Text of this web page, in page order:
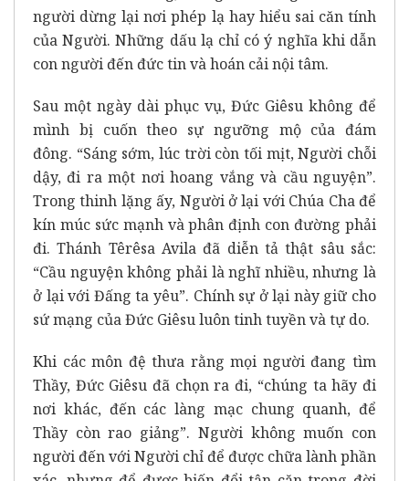
người dừng lại nơi phép lạ hay hiểu sai căn tính
của Người. Những dấu lạ chỉ có ý nghĩa khi dẫn
con người đến đức tin và hoán cải nội tâm.
Sau một ngày dài phục vụ, Đức Giêsu không để
mình bị cuốn theo sự ngưỡng mộ của đám
đông. “Sáng sớm, lúc trời còn tối mịt, Người chỗi
dậy, đi ra một nơi hoang vắng và cầu nguyện”.
Trong thinh lặng ấy, Người ở lại với Chúa Cha để
kín múc sức mạnh và phân định con đường phải
đi. Thánh Têrêsa Avila đã diễn tả thật sâu sắc:
“Cầu nguyện không phải là nghĩ nhiều, nhưng là
ở lại với Đấng ta yêu”. Chính sự ở lại này giữ cho
sứ mạng của Đức Giêsu luôn tinh tuyền và tự do.
Khi các môn đệ thưa rằng mọi người đang tìm
Thầy, Đức Giêsu đã chọn ra đi, “chúng ta hãy đi
nơi khác, đến các làng mạc chung quanh, để
Thầy còn rao giảng”. Người không muốn con
người đến với Người chỉ để được chữa lành phần